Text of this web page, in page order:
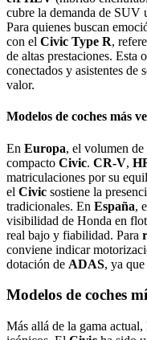
cubre la demanda de SUV
Para quienes buscan
con el Civic Type R,
de altas prestaciones. Esta
conectados y asistentes de
valor.
Modelos de coches más
En Europa, el volumen de
compacto Civic. CR‑V,
matriculaciones por su
el Civic sostiene la
tradicionales. En España,
visibilidad de Honda en
real bajo y fiabilidad. Para
conviene indicar
dotación de ADAS, ya
Modelos de coches
Más allá de la gama